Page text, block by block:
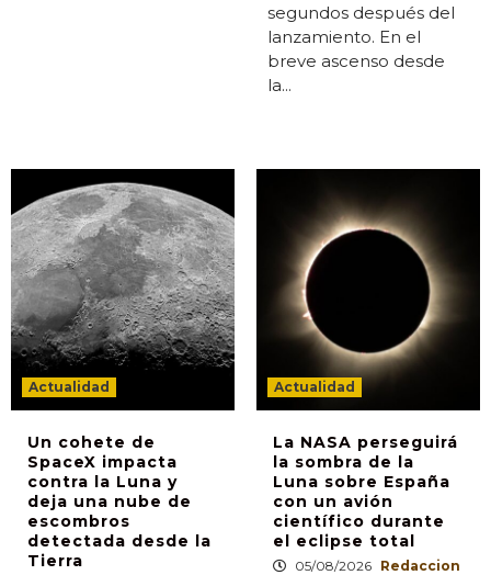
segundos después del
lanzamiento. En el
breve ascenso desde
la...
Actualidad
Un cohete de
SpaceX impacta
contra la Luna y
deja una nube de
escombros
detectada desde la
Tierra
Actualidad
La NASA perseguirá
la sombra de la
Luna sobre España
con un avión
científico durante
el eclipse total
05/08/2026 Redaccion